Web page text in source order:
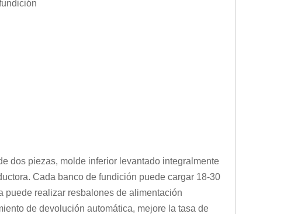
dos piezas, molde inferior levantado integralmente
Cada banco de fundición puede cargar 18-30
puede realizar resbalones de alimentación
de devolución automática, mejore la tasa de